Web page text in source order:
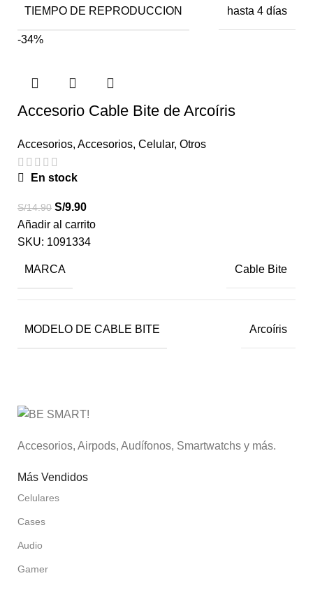
TIEMPO DE REPRODUCCION hasta 4 días
-34%
Accesorio Cable Bite de Arcoíris
Accesorios, Accesorios, Celular, Otros
En stock
S/14.90 S/9.90
Añadir al carrito
SKU: 1091334
MARCA Cable Bite
MODELO DE CABLE BITE Arcoíris
Accesorios, Airpods, Audífonos, Smartwatchs y más.
Más Vendidos
Celulares
Cases
Audio
Gamer